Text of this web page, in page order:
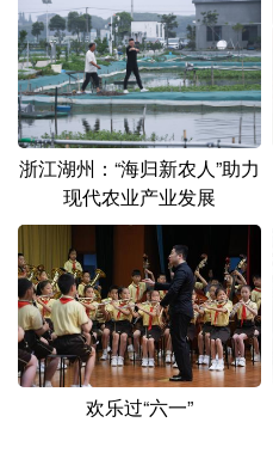
浙江湖州：“海归新农人”助力
现代农业产业发展
欢乐过“六一”